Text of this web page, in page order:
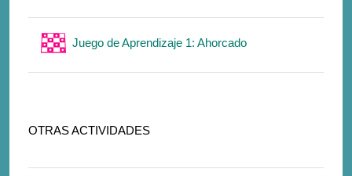
Juego de Aprendizaje 1: Ahorcado
OTRAS ACTIVIDADES